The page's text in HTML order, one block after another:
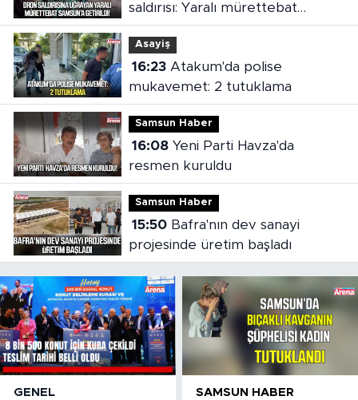
saldırısı: Yaralı mürettebat
Samsun'a getirildi
Asayiş
16:23Atakum'da polise
mukavemet: 2 tutuklama
Samsun Haber
16:08Yeni Parti Havza'da
resmen kuruldu
Samsun Haber
15:50Bafra'nın dev sanayi
projesinde üretim başladı
GENEL SAMSUN HABER